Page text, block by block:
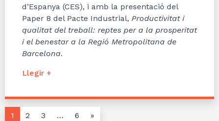
d’Espanya (CES), i amb la presentació del
Paper 8 del Pacte Industrial, Productivitat i
qualitat del treball: reptes per a la prosperitat
i el benestar a la Regió Metropolitana de
Barcelona.
Llegir +
1 2 3 … 6 »